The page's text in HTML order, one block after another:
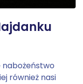
nabożeństwo
również nasi